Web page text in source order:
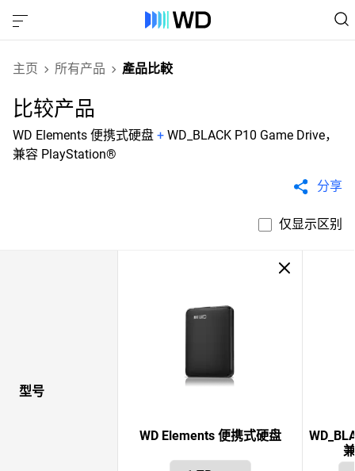
主页 所有产品 產品比較
比较产品
WD Elements 便携式硬盘 + WD_BLACK P10 Game Drive，
兼容 PlayStation®
分享
仅显示区别
型号
WD Elements 便携式硬盘